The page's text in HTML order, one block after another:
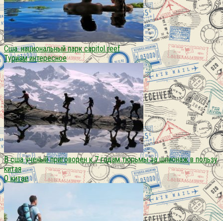
Сша. национальный парк capitol reef
Туризм интересное
В сша ученый приговорен к 7 годам тюрьмы за шпионаж в пользу
китая
О китае